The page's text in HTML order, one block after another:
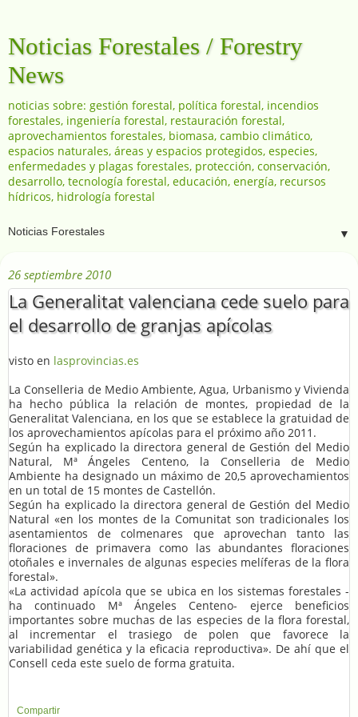
Noticias Forestales / Forestry
News
noticias sobre: gestión forestal, política forestal, incendios
forestales, ingeniería forestal, restauración forestal,
aprovechamientos forestales, biomasa, cambio climático,
espacios naturales, áreas y espacios protegidos, especies,
enfermedades y plagas forestales, protección, conservación,
desarrollo, tecnología forestal, educación, energía, recursos
hídricos, hidrología forestal
▼
26 septiembre 2010
La Generalitat valenciana cede suelo para
el desarrollo de granjas apícolas
visto en lasprovincias.es
La Conselleria de Medio Ambiente, Agua, Urbanismo y Vivienda
ha hecho pública la relación de montes, propiedad de la
Generalitat Valenciana, en los que se establece la gratuidad de
los aprovechamientos apícolas para el próximo año 2011.
Según ha explicado la directora general de Gestión del Medio
Natural, Mª Ángeles Centeno, la Conselleria de Medio
Ambiente ha designado un máximo de 20,5 aprovechamientos
en un total de 15 montes de Castellón.
Según ha explicado la directora general de Gestión del Medio
Natural «en los montes de la Comunitat son tradicionales los
asentamientos de colmenares que aprovechan tanto las
floraciones de primavera como las abundantes floraciones
otoñales e invernales de algunas especies melíferas de la flora
forestal».
«La actividad apícola que se ubica en los sistemas forestales -
ha continuado Mª Ángeles Centeno- ejerce beneficios
importantes sobre muchas de las especies de la flora forestal,
al incrementar el trasiego de polen que favorece la
variabilidad genética y la eficacia reproductiva». De ahí que el
Consell ceda este suelo de forma gratuita.
Compartir